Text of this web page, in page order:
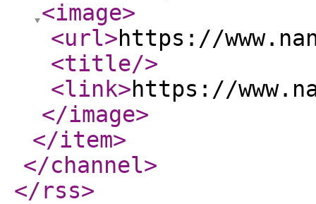
<image>
<url>https://
<title/>
<link>https://
</image>
</item>
</channel>
</rss>